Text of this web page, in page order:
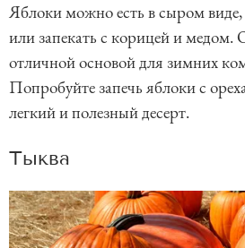
Яблоки можно есть в сыром виде,
или запекать с корицей и медом.
отличной основой для зимних
Попробуйте запечь яблоки с
легкий и полезный десерт.
Тыква